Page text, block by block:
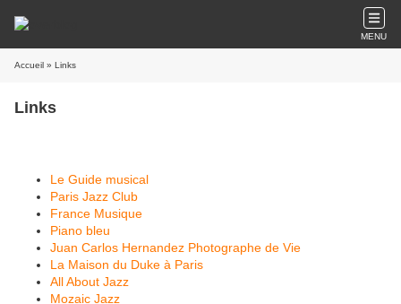
MENU
Accueil » Links
Links
Le Guide musical
Paris Jazz Club
France Musique
Piano bleu
Juan Carlos Hernandez Photographe de Vie
La Maison du Duke à Paris
All About Jazz
Mozaic Jazz